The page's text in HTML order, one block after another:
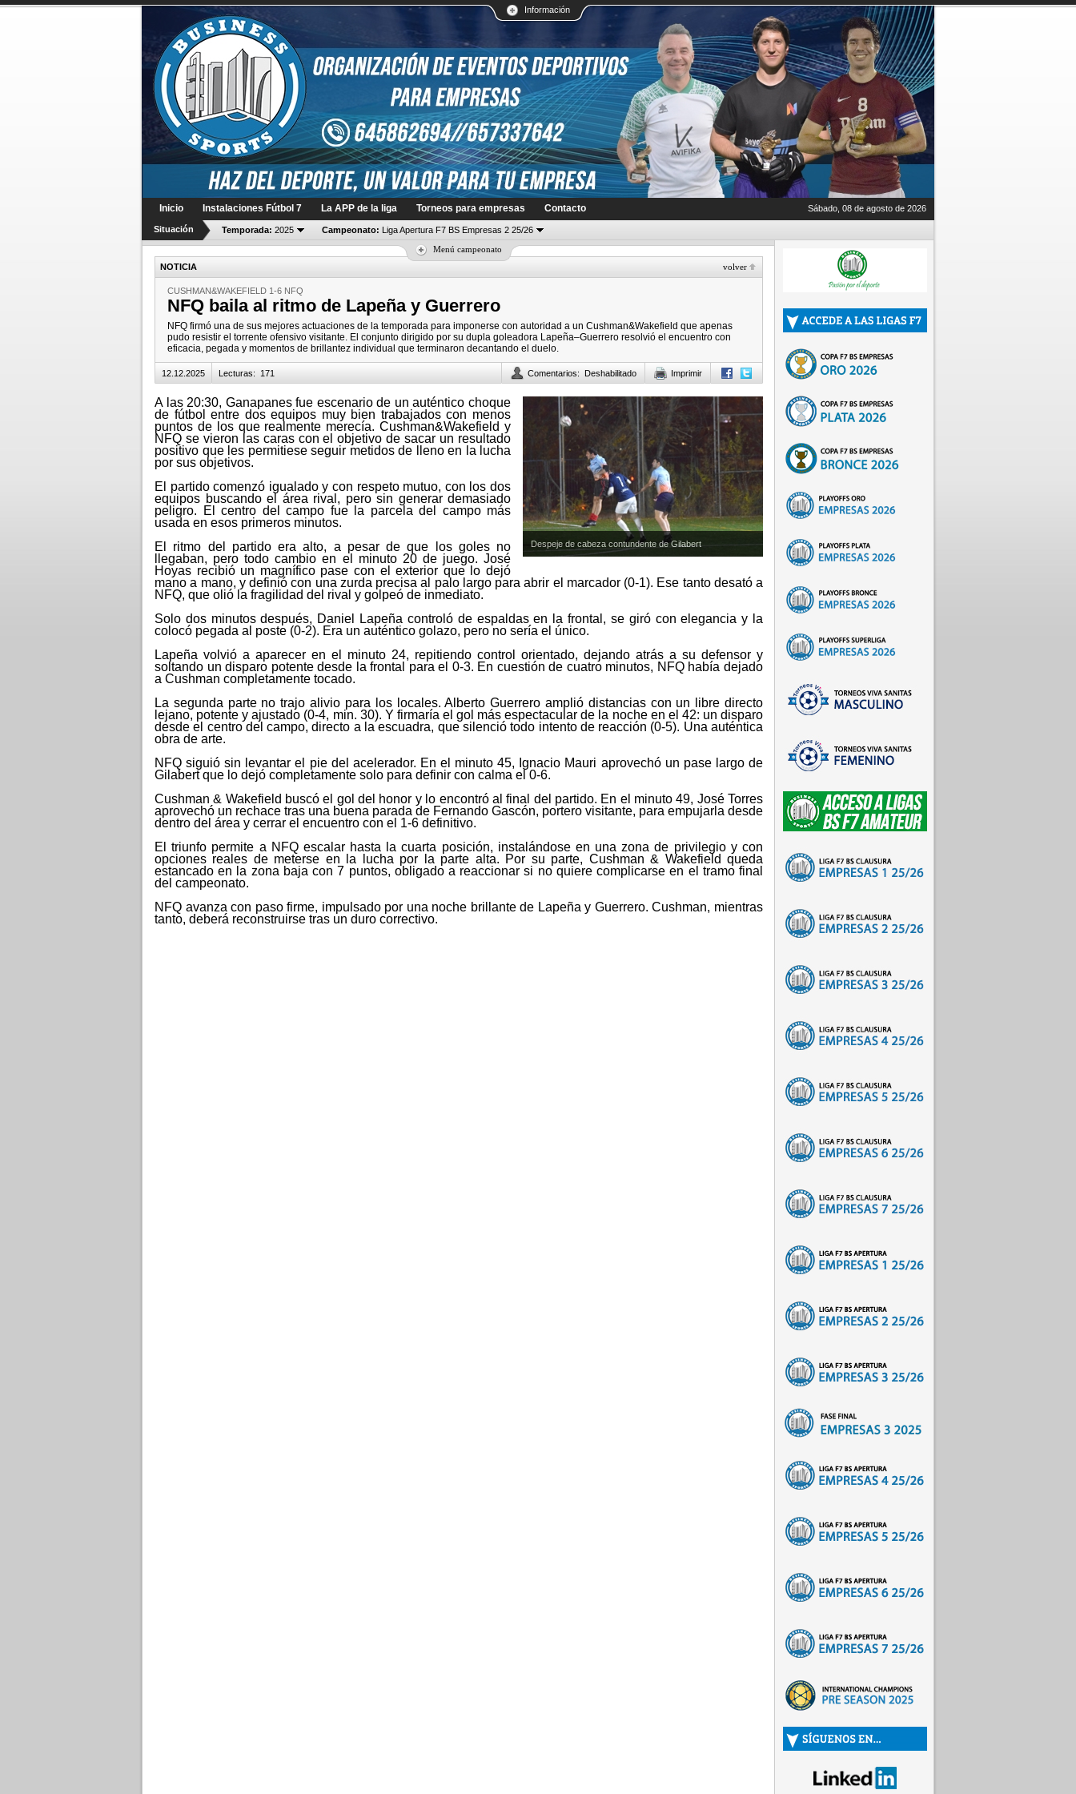
Información
Inicio Instalaciones Fútbol 7 La APP de la liga Torneos para empresas Contacto Sábado, 08 de agosto de 2026
Situación Temporada: 2025 Campeonato: Liga Apertura F7 BS Empresas 2 25/26
Menú campeonato
NOTICIA
volver
CUSHMAN&WAKEFIELD 1-6 NFQ
NFQ baila al ritmo de Lapeña y Guerrero
NFQ firmó una de sus mejores actuaciones de la temporada para imponerse con autoridad a un Cushman&Wakefield que apenas
pudo resistir el torrente ofensivo visitante. El conjunto dirigido por su dupla goleadora Lapeña–Guerrero resolvió el encuentro con
eficacia, pegada y momentos de brillantez individual que terminaron decantando el duelo.
12.12.2025 Lecturas: 171 Comentarios: Deshabilitado Imprimir
Despeje de cabeza contundente de Gilabert
A las 20:30, Ganapanes fue escenario de un auténtico choque
de fútbol entre dos equipos muy bien trabajados con menos
puntos de los que realmente merecía. Cushman&Wakefield y
NFQ se vieron las caras con el objetivo de sacar un resultado
positivo que les permitiese seguir metidos de lleno en la lucha
por sus objetivos.
El partido comenzó igualado y con respeto mutuo, con los dos
equipos buscando el área rival, pero sin generar demasiado
peligro. El centro del campo fue la parcela del campo más
usada en esos primeros minutos.
El ritmo del partido era alto, a pesar de que los goles no
llegaban, pero todo cambio en el minuto 20 de juego. José
Hoyas recibió un magnífico pase con el exterior que lo dejó
mano a mano, y definió con una zurda precisa al palo largo para abrir el marcador (0-1). Ese tanto desató a
NFQ, que olió la fragilidad del rival y golpeó de inmediato.
Solo dos minutos después, Daniel Lapeña controló de espaldas en la frontal, se giró con elegancia y la
colocó pegada al poste (0-2). Era un auténtico golazo, pero no sería el único.
Lapeña volvió a aparecer en el minuto 24, repitiendo control orientado, dejando atrás a su defensor y
soltando un disparo potente desde la frontal para el 0-3. En cuestión de cuatro minutos, NFQ había dejado
a Cushman completamente tocado.
La segunda parte no trajo alivio para los locales. Alberto Guerrero amplió distancias con un libre directo
lejano, potente y ajustado (0-4, min. 30). Y firmaría el gol más espectacular de la noche en el 42: un disparo
desde el centro del campo, directo a la escuadra, que silenció todo intento de reacción (0-5). Una auténtica
obra de arte.
NFQ siguió sin levantar el pie del acelerador. En el minuto 45, Ignacio Mauri aprovechó un pase largo de
Gilabert que lo dejó completamente solo para definir con calma el 0-6.
Cushman & Wakefield buscó el gol del honor y lo encontró al final del partido. En el minuto 49, José Torres
aprovechó un rechace tras una buena parada de Fernando Gascón, portero visitante, para empujarla desde
dentro del área y cerrar el encuentro con el 1-6 definitivo.
El triunfo permite a NFQ escalar hasta la cuarta posición, instalándose en una zona de privilegio y con
opciones reales de meterse en la lucha por la parte alta. Por su parte, Cushman & Wakefield queda
estancado en la zona baja con 7 puntos, obligado a reaccionar si no quiere complicarse en el tramo final
del campeonato.
NFQ avanza con paso firme, impulsado por una noche brillante de Lapeña y Guerrero. Cushman, mientras
tanto, deberá reconstruirse tras un duro correctivo.